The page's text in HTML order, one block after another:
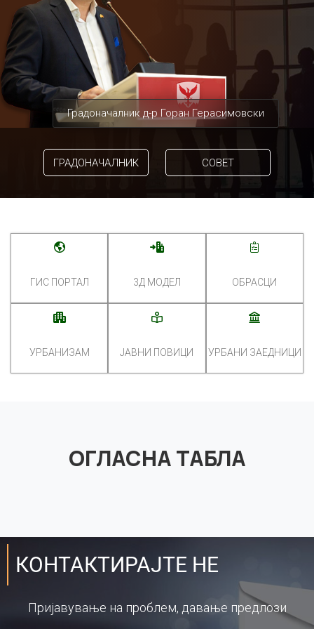
Градоначалник д-р Горан Герасимовски
ГРАДОНАЧАЛНИК СОВЕТ
ГИС ПОРТАЛ 3Д МОДЕЛ ОБРАСЦИ
УРБАНИЗАМ ЈАВНИ ПОВИЦИ УРБАНИ ЗАЕДНИЦИ
ОГЛАСНА ТАБЛА
КОНТАКТИРАЈТЕ НЕ
Пријавување на проблем, давање предлози